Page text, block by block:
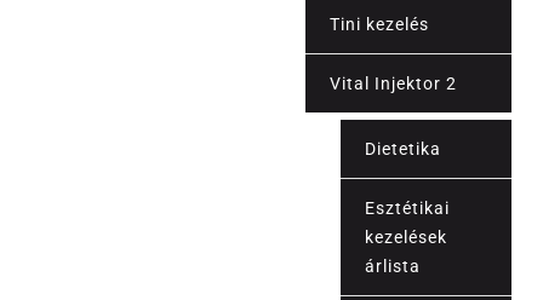
Tini kezelés
Vital Injektor 2
Dietetika
Esztétikai
kezelések
árlista